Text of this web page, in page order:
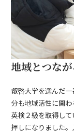
地域とつな
叡啓大学を選んだ
分も地域活性に関わ
英検２級を取得し
押しになりました。